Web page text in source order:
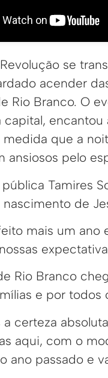
se
acender
Rio Branco. O
capital,
medida que a
ansiosos pelo
Tamires
de
mais um ano
Rio Branco
e por todos
a certeza
aqui, com o
ano passado e